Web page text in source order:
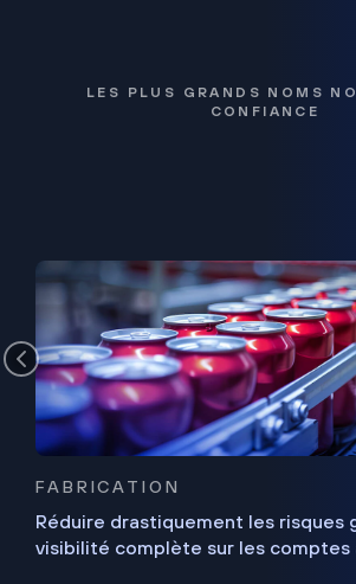
LES PLUS GRANDS NOMS
CONFIANCE
FABRICATION
Réduire drastiquement les risques
visibilité complète sur les comptes